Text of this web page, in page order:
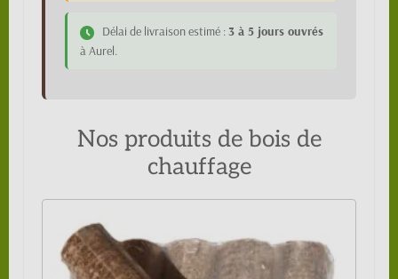
Délai de livraison estimé : 3 à 5 jours ouvrés
à Aurel.
Nos produits de bois de
chauffage